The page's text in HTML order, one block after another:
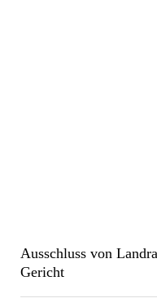
Ausschluss von
Gericht